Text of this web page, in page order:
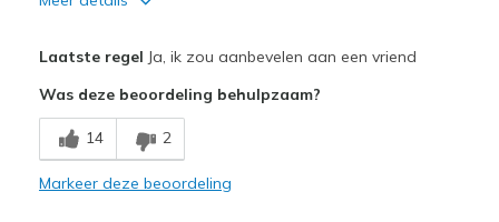
Comfortable
Beste toepassingen
Casual Wear
Laatste regel Ja, ik zou aanbevelen aan een vriend
Was deze beoordeling behulpzaam?
14 2
Markeer deze beoordeling